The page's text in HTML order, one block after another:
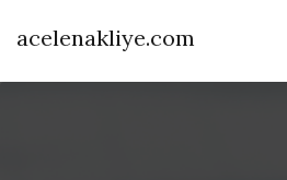
acelenakliye.com